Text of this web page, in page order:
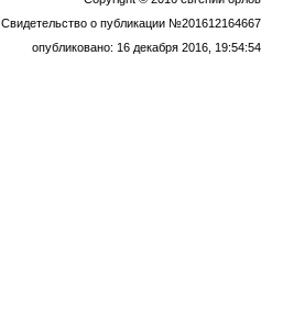
Свидетельство о публикации №201612164667
опубликовано: 16 декабря 2016, 19:54:54